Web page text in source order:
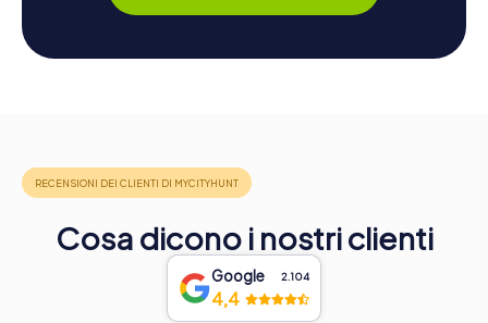
Cosa dicono i nostri clienti
Google 2.104
4,4